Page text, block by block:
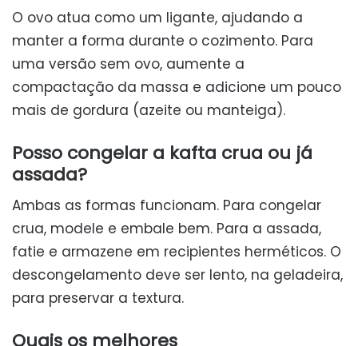
O ovo atua como um ligante, ajudando a
manter a forma durante o cozimento. Para
uma versão sem ovo, aumente a
compactação da massa e adicione um pouco
mais de gordura (azeite ou manteiga).
Posso congelar a kafta crua ou já
assada?
Ambas as formas funcionam. Para congelar
crua, modele e embale bem. Para a assada,
fatie e armazene em recipientes herméticos. O
descongelamento deve ser lento, na geladeira,
para preservar a textura.
Quais os melhores